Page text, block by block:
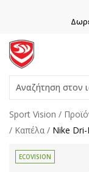
Αναζήτηση στον
Sport Vision
Καπέλα
Nike Dri-
ECOVISION